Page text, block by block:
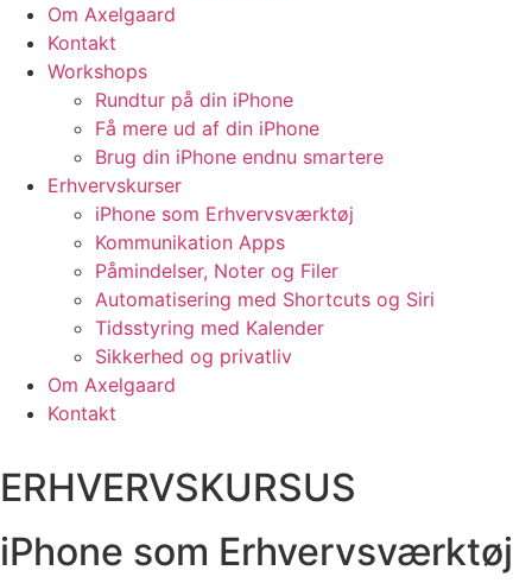
Om Axelgaard
Kontakt
Workshops
Rundtur på din iPhone
Få mere ud af din iPhone
Brug din iPhone endnu smartere
Erhvervskurser
iPhone som Erhvervsværktøj
Kommunikation Apps
Påmindelser, Noter og Filer
Automatisering med Shortcuts og Siri
Tidsstyring med Kalender
Sikkerhed og privatliv
Om Axelgaard
Kontakt
ERHVERVSKURSUS
iPhone som Erhvervsværktøj